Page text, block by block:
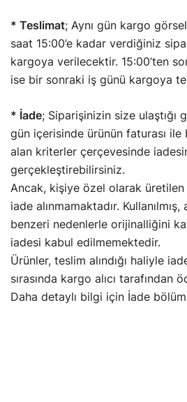
* Teslimat; Aynı gün kargo
saat 15:00’e kadar verdiğiniz
kargoya verilecektir. 15:00’ten
ise bir sonraki iş günü kargoya
* İade; Siparişinizin size ulaştığı
gün içerisinde ürünün faturası ile
alan kriterler çerçevesinde
gerçekleştirebilirsiniz.
Ancak, kişiye özel olarak
iade alınmamaktadır. Kullanılmış,
benzeri nedenlerle orijinalliğini
iadesi kabul edilmemektedir.
Ürünler, teslim alındığı haliyle
sırasında kargo alıcı tarafından
Daha detaylı bilgi için İade